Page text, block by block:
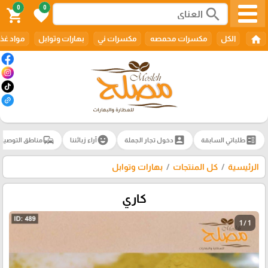
search
0
favorite
0
shopping_cart
home الكل مكسرات محمصه مكسرات ني بهارات وتوابل مواد
ballotطلباتي السابقة account_box دخول تجار الجملة emoji_emotionsآراء زبائننا commuteمناطق
الرئيسية كل المنتجات بهارات وتوابل
كاري
1 / 1